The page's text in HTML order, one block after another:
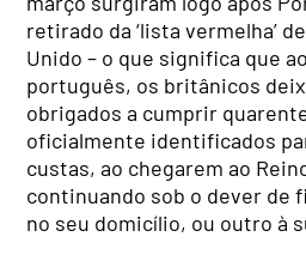
retirado da ‘lista vermelha’
Unido – o que significa que
português, os britânicos
obrigados a cumprir
oficialmente identificados
custas, ao chegarem ao
continuando sob o dever de
no seu domicílio, ou outro à